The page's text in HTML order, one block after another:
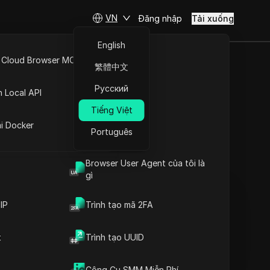
Browser User Agent của tôi là
gì
Trình tạo mã 2FA
Trình tạo UUID
Browser MCP
Local API
Docker
VN
English
繁體中文
Русский
Tiếng Việt
Português
Đăng nhập Tải xuống
Cần
Ngày
Đặt câu hỏi
Đặt câu hỏi về trang này
Đặt câu hỏi về trang này
Giới thiệu về Kiếm Tiền